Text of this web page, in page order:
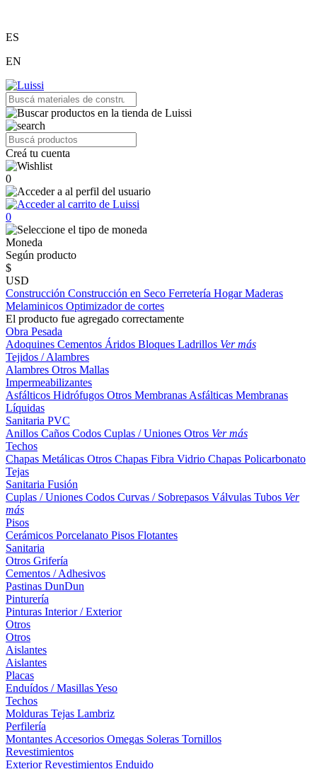
ES
EN
Creá tu cuenta
0
0
Moneda
Según producto
$
USD
Construcción Construcción en Seco Ferretería HogarMaderas
Melaminicos Optimizador de cortes
El producto fue agregado correctamente
Obra Pesada
Adoquines Cementos Áridos Bloques Ladrillos Ver más
Tejidos / Alambres
Alambres Otros Mallas
Impermeabilizantes
Asfálticos Hidrófugos Otros Membranas Asfálticas Membranas
Líquidas
Sanitaria PVC
Anillos Caños Codos Cuplas / Uniones Otros Ver más
Techos
Chapas Metálicas Otros Chapas Fibra Vidrio Chapas Policarbonato
Tejas
Sanitaria Fusión
Cuplas / Uniones Codos Curvas / Sobrepasos Válvulas Tubos Ver
más
Pisos
Cerámicos Porcelanato Pisos Flotantes
Sanitaria
Otros Grifería
Cementos / Adhesivos
Pastinas DunDun
Pinturería
Pinturas Interior / Exterior
Otros
Otros
Aislantes
Aislantes
Placas
Enduídos / MasillasYeso
Techos
Molduras Tejas Lambriz
Perfilería
Montantes Accesorios Omegas Soleras Tornillos
Revestimientos
ExteriorRevestimientos Enduido